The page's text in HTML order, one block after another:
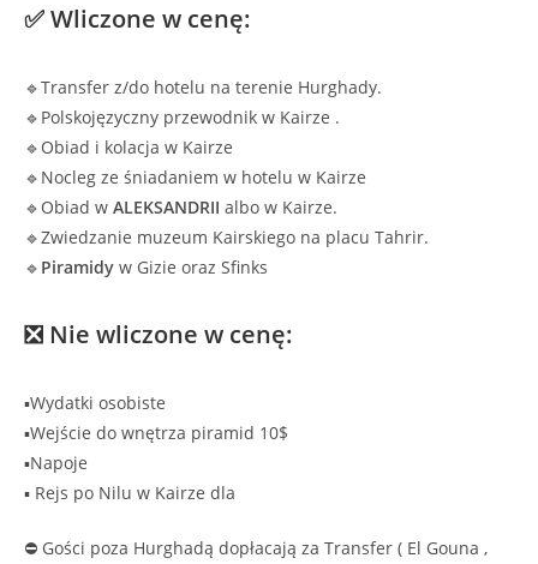
✅ Wliczone w cenę:
🔹Transfer z/do hotelu na terenie Hurghady.
🔹Polskojęzyczny przewodnik w Kairze .
🔹Obiad i kolacja w Kairze
🔹Nocleg ze śniadaniem w hotelu w Kairze
🔹Obiad w ALEKSANDRII albo w Kairze.
🔹Zwiedzanie muzeum Kairskiego na placu Tahrir.
🔹 Piramidy w Gizie oraz Sfinks
❎ Nie wliczone w cenę:
▪️Wydatki osobiste
▪️Wejście do wnętrza piramid 10$
▪️Napoje
▪️ Rejs po Nilu w Kairze dla
⛔ Gości poza Hurghadą dopłacają za Transfer ( El Gouna ,